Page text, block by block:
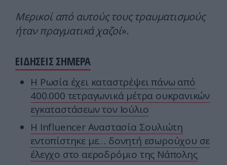
Μερικοί από αυτούς τους τραυματισμούς
ήταν πραγματικά χαζοί».
ΕΙΔΗΣΕΙΣ ΣΗΜΕΡΑ
Η Ρωσία έχει καταστρέψει πάνω από
400.000 τετραγωνικά μέτρα ουκρανικών
εγκαταστάσεων τον Ιούλιο
Η Ιnfluencer Αναστασία Σουλιώτη
εντοπίστηκε με… δονητή εσωρούχου σε
έλεγχο στο αεροδρόμιο της Νάπολης